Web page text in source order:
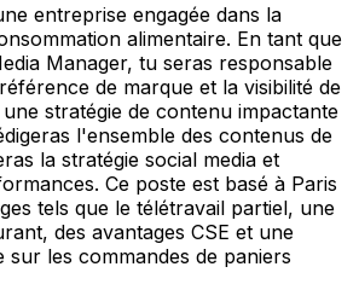
entreprise engagée dans la
alimentaire. En tant que
Manager, tu seras responsable
de marque et la visibilité de
stratégie de contenu impactante
l'ensemble des contenus de
la stratégie social media et
Ce poste est basé à Paris
tels que le télétravail partiel, une
des avantages CSE et une
sur les commandes de paniers